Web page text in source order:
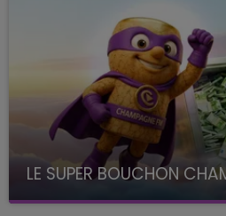
LE SUPER BOUCHON
avec La Famille Champagne